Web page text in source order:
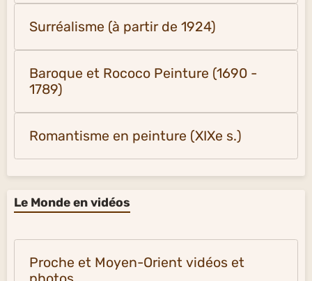
Surréalisme (à partir de 1924)
Baroque et Rococo Peinture (1690 -
1789)
Romantisme en peinture (XIXe s.)
Le Monde en vidéos
Proche et Moyen-Orient vidéos et